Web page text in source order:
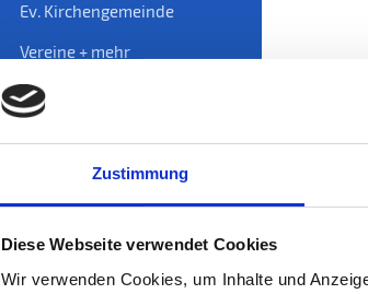
Zustimmung
Diese Webseite verwendet Cookies
Wir verwenden Cookies, um Inhalte und
Ev. Kirchengemeinde
Vereine + mehr
Breitbandversorgung